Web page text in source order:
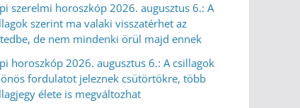
szerelmi horoszkóp 2026. augusztus 6.: A
szerint ma valaki visszatérhet az
de nem mindenki örül majd ennek
horoszkóp 2026. augusztus 6.: A csillagok
fordulatot jeleznek csütörtökre, több
élete is megváltozhat